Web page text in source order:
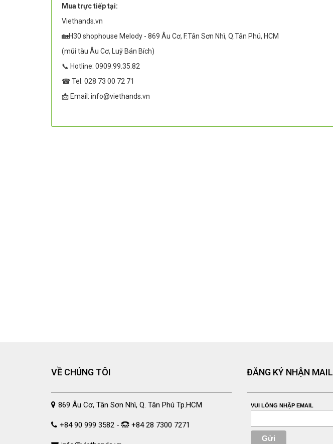
Mua trực tiếp tại:
Viethands.vn
🏡H30 shophouse Melody - 869 Âu Cơ, F.Tân Sơn Nhì, Q.Tân Phú, HCM
(mũi tàu Âu Cơ, Luỹ Bán Bích)
📞 Hotline: 0909.99.35.82
☎ Tel: 028 73 00 72 71
📩 Email: info@viethands.vn
VỀ CHÚNG TÔI
869 Âu Cơ, Tân Sơn Nhì, Q. Tân Phú Tp.HCM
+84 90 999 3582 - +84 28 7300 7271
ĐĂNG KÝ NHẬN MAIL
VUI LÒNG NHẬP EMAIL